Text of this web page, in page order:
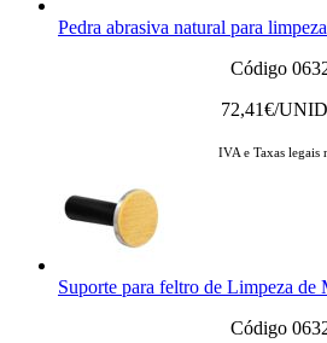
Pedra abrasiva natural para
Código
72,41€/
IVA e Taxas legais
Suporte para feltro de Limpeza de
Código